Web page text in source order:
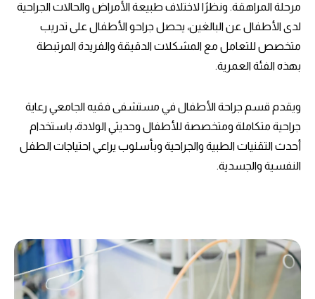
مرحلة المراهقة. ونظرًا لاختلاف طبيعة الأمراض والحالات الجراحية
لدى الأطفال عن البالغين، يحصل جراحو الأطفال على تدريب
متخصص للتعامل مع المشكلات الدقيقة والفريدة المرتبطة
بهذه الفئة العمرية.
ويقدم قسم جراحة الأطفال في مستشفى فقيه الجامعي رعاية
جراحية متكاملة ومتخصصة للأطفال وحديثي الولادة، باستخدام
أحدث التقنيات الطبية والجراحية وبأسلوب يراعي احتياجات الطفل
النفسية والجسدية.